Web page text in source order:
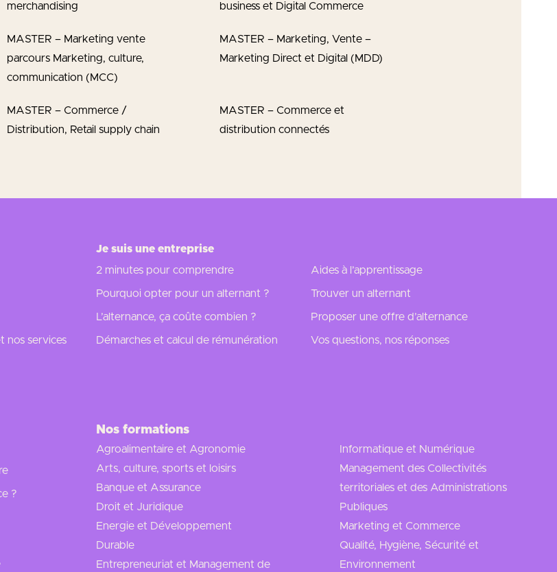
merchandising
business et Digital Commerce
MASTER – Marketing vente
parcours Marketing, culture,
communication (MCC)
MASTER – Marketing, Vente –
Marketing Direct et Digital (MDD)
MASTER – Commerce /
Distribution, Retail supply chain
MASTER – Commerce et
distribution connectés
nos services
Je suis une entreprise
2 minutes pour comprendre
Pourquoi opter pour un alternant ?
L’alternance, ça coûte combien ?
Démarches et calcul de rémunération
Aides à l’apprentissage
Trouver un alternant
Proposer une offre d’alternance
Vos questions, nos réponses
?
Nos formations
Agroalimentaire et Agronomie
Arts, culture, sports et loisirs
Banque et Assurance
Droit et Juridique
Energie et Développement
Durable
Entrepreneuriat et Management de
Informatique et Numérique
Management des Collectivités
territoriales et des Administrations
Publiques
Marketing et Commerce
Qualité, Hygiène, Sécurité et
Environnement